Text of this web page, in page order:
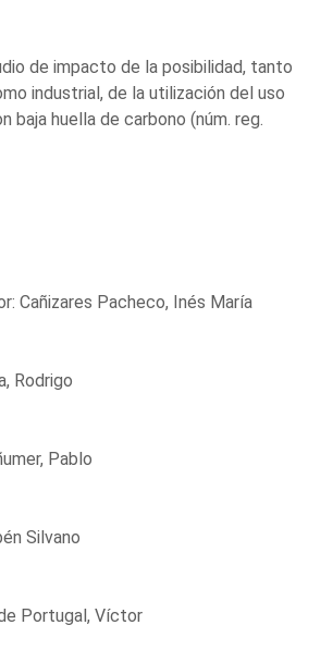
de impacto de la posibilidad, tanto
industrial, de la utilización del uso
baja huella de carbono (núm. reg.
Cañizares Pacheco, Inés María
Rodrigo
Pablo
Silvano
Portugal, Víctor